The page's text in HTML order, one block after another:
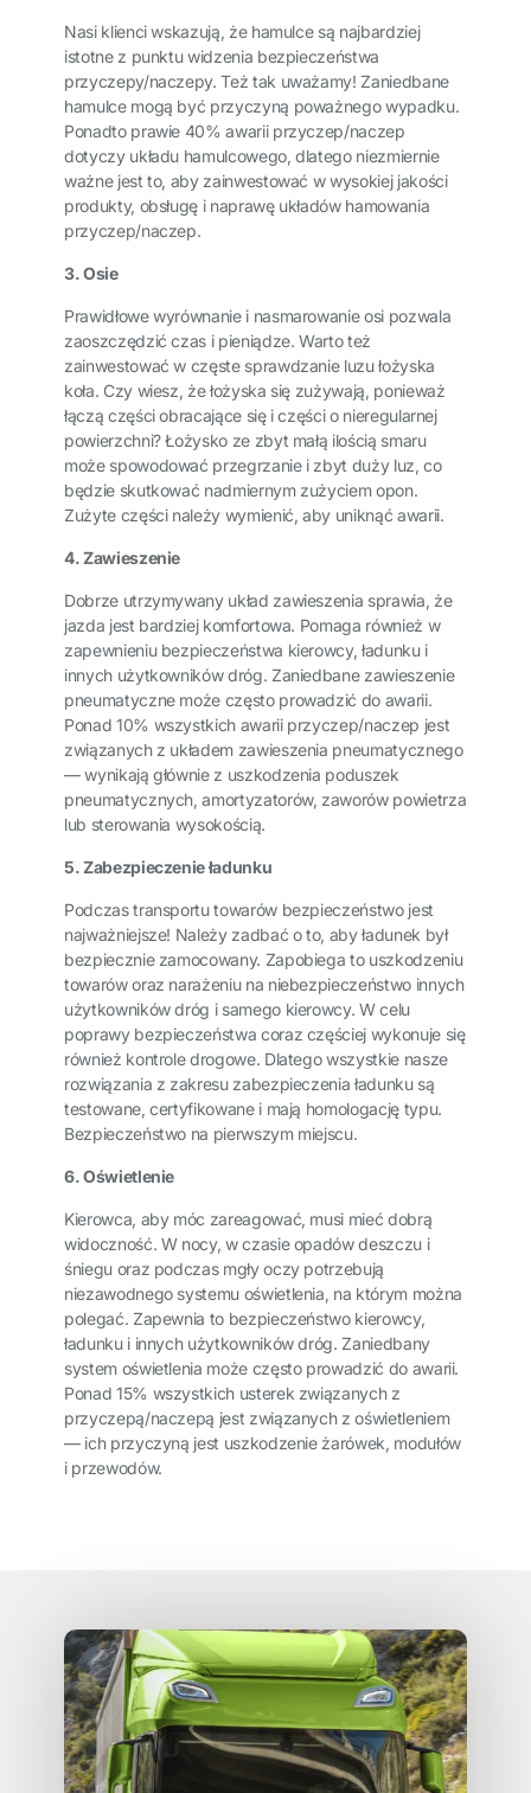
Nasi klienci wskazują, że hamulce są najbardziej
istotne z punktu widzenia bezpieczeństwa
przyczepy/naczepy. Też tak uważamy! Zaniedbane
hamulce mogą być przyczyną poważnego wypadku.
Ponadto prawie 40% awarii przyczep/naczep
dotyczy układu hamulcowego, dlatego niezmiernie
ważne jest to, aby zainwestować w wysokiej jakości
produkty, obsługę i naprawę układów hamowania
przyczep/naczep.
3. Osie
Prawidłowe wyrównanie i nasmarowanie osi pozwala
zaoszczędzić czas i pieniądze. Warto też
zainwestować w częste sprawdzanie luzu łożyska
koła. Czy wiesz, że łożyska się zużywają, ponieważ
łączą części obracające się i części o nieregularnej
powierzchni? Łożysko ze zbyt małą ilością smaru
może spowodować przegrzanie i zbyt duży luz, co
będzie skutkować nadmiernym zużyciem opon.
Zużyte części należy wymienić, aby uniknąć awarii.
4. Zawieszenie
Dobrze utrzymywany układ zawieszenia sprawia, że
jazda jest bardziej komfortowa. Pomaga również w
zapewnieniu bezpieczeństwa kierowcy, ładunku i
innych użytkowników dróg. Zaniedbane zawieszenie
pneumatyczne może często prowadzić do awarii.
Ponad 10% wszystkich awarii przyczep/naczep jest
związanych z układem zawieszenia pneumatycznego
— wynikają głównie z uszkodzenia poduszek
pneumatycznych, amortyzatorów, zaworów powietrza
lub sterowania wysokością.
5. Zabezpieczenie ładunku
Podczas transportu towarów bezpieczeństwo jest
najważniejsze! Należy zadbać o to, aby ładunek był
bezpiecznie zamocowany. Zapobiega to uszkodzeniu
towarów oraz narażeniu na niebezpieczeństwo innych
użytkowników dróg i samego kierowcy. W celu
poprawy bezpieczeństwa coraz częściej wykonuje się
również kontrole drogowe. Dlatego wszystkie nasze
rozwiązania z zakresu zabezpieczenia ładunku są
testowane, certyfikowane i mają homologację typu.
Bezpieczeństwo na pierwszym miejscu.
6. Oświetlenie
Kierowca, aby móc zareagować, musi mieć dobrą
widoczność. W nocy, w czasie opadów deszczu i
śniegu oraz podczas mgły oczy potrzebują
niezawodnego systemu oświetlenia, na którym można
polegać. Zapewnia to bezpieczeństwo kierowcy,
ładunku i innych użytkowników dróg. Zaniedbany
system oświetlenia może często prowadzić do awarii.
Ponad 15% wszystkich usterek związanych z
przyczepą/naczepą jest związanych z oświetleniem
— ich przyczyną jest uszkodzenie żarówek, modułów
i przewodów.